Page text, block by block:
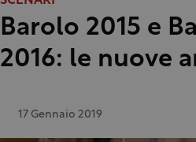
Barolo 2015 e
2016: le nuove
17 Gennaio 2019